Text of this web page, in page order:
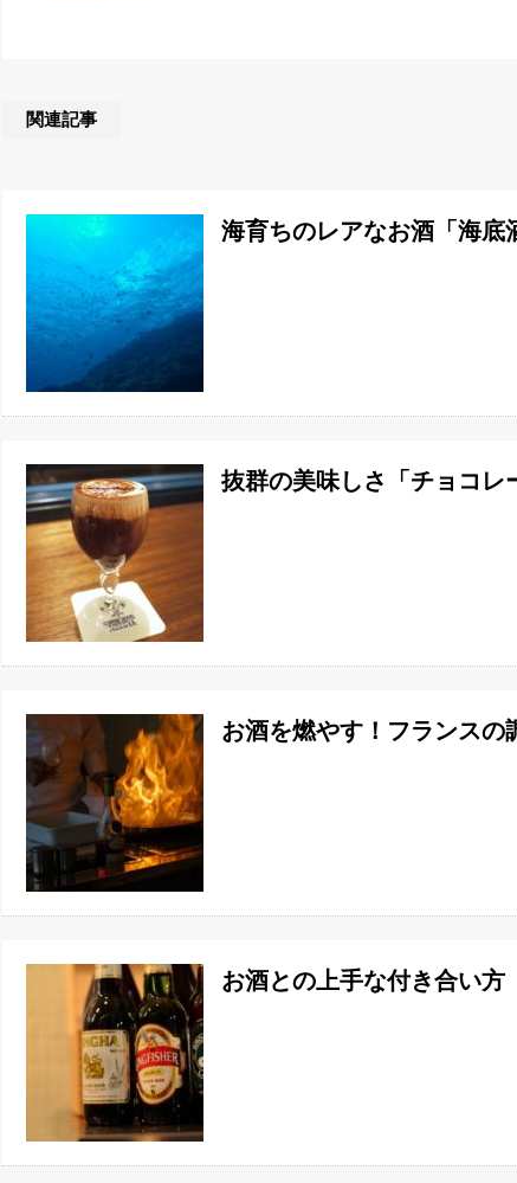
関連記事
海育ちのレアなお酒「海底
抜群の美味しさ「チョコレ
お酒を燃やす！フランスの
お酒との上手な付き合い方